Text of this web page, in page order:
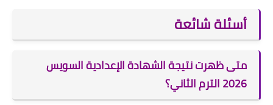
أسئلة شائعة
متى ظهرت نتيجة الشهادة الإعدادية السويس
2026 الترم الثاني؟